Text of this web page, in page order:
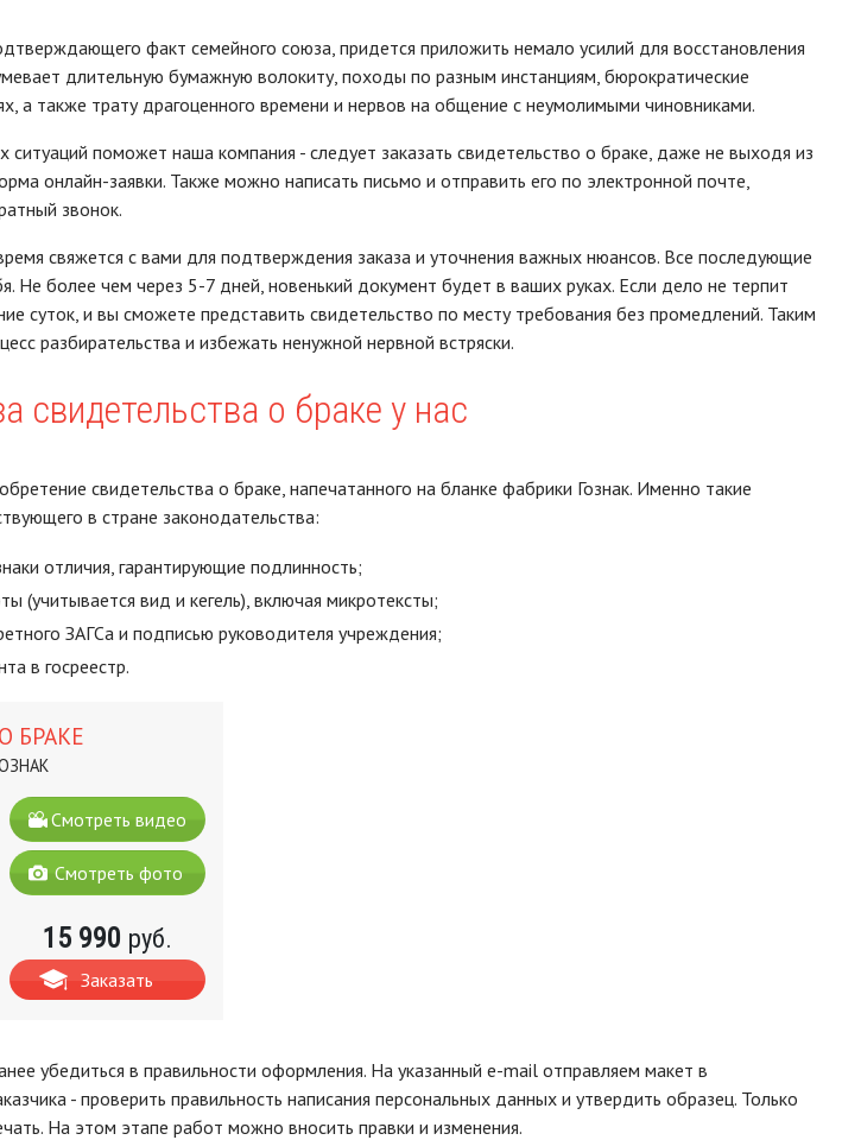
факт семейного союза, придется приложить немало усилий для восстановления
длительную бумажную волокиту, походы по разным инстанциям, бюрократические
а также трату драгоценного времени и нервов на общение с неумолимыми чиновниками.
ситуаций поможет наша компания - следует заказать свидетельство о браке, даже не выходя из
онлайн-заявки. Также можно написать письмо и отправить его по электронной почте,
звонок.
свяжется с вами для подтверждения заказа и уточнения важных нюансов. Все последующие
Не более чем через 5-7 дней, новенький документ будет в ваших руках. Если дело не терпит
суток, и вы сможете представить свидетельство по месту требования без промедлений. Таким
разбирательства и избежать ненужной нервной встряски.
свидетельства о браке у нас
свидетельства о браке, напечатанного на бланке фабрики Гознак. Именно такие
в стране законодательства:
отличия, гарантирующие подлинность;
(учитывается вид и кегель), включая микротексты;
ЗАГСа и подписью руководителя учреждения;
в госреестр.
БРАКЕ
Смотреть видео
Смотреть фото
15 990 руб.
Заказать
убедиться в правильности оформления. На указанный e-mail отправляем макет в
- проверить правильность написания персональных данных и утвердить образец. Только
На этом этапе работ можно вносить правки и изменения.